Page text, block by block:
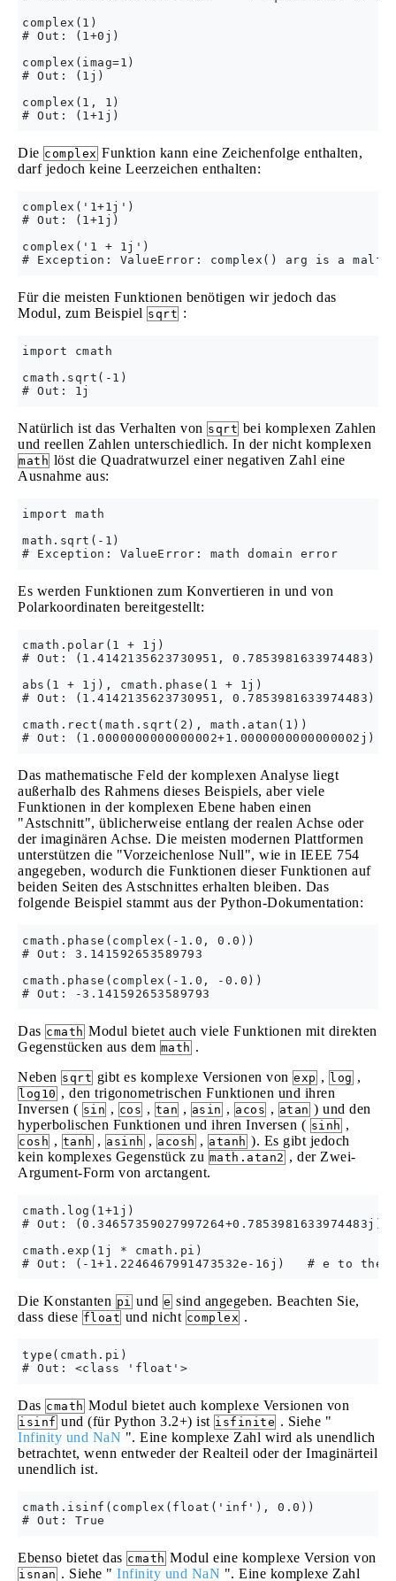
complex(1)
# Out: (1+0j)
complex(imag=1)
# Out: (1j)
complex(1, 1)
Die complex Funktion kann eine Zeichenfolge enthalten,
darf jedoch keine Leerzeichen enthalten:
complex('1+1j')
# Out: (1+1j)
complex('1 + 1j')
Für die meisten Funktionen benötigen wir jedoch das
Modul, zum Beispiel sqrt :
import cmath
cmath.sqrt(-1)
Natürlich ist das Verhalten von sqrt bei komplexen Zahlen
und reellen Zahlen unterschiedlich. In der nicht komplexen
math löst die Quadratwurzel einer negativen Zahl eine
Ausnahme aus:
import math
math.sqrt(-1)
Es werden Funktionen zum Konvertieren in und von
Polarkoordinaten bereitgestellt:
cmath.polar(1 + 1j)
# Out: (1.4142135623730951,
abs(1 + 1j), cmath.phase(1 + 1j)
# Out: (1.4142135623730951,
cmath.rect(math.sqrt(2), math.atan(1))
Das mathematische Feld der komplexen Analyse liegt
außerhalb des Rahmens dieses Beispiels, aber viele
Funktionen in der komplexen Ebene haben einen
"Astschnitt", üblicherweise entlang der realen Achse oder
der imaginären Achse. Die meisten modernen Plattformen
unterstützen die "Vorzeichenlose Null", wie in IEEE 754
angegeben, wodurch die Funktionen dieser Funktionen auf
beiden Seiten des Astschnittes erhalten bleiben. Das
folgende Beispiel stammt aus der Python-Dokumentation:
cmath.phase(complex(-1.0, 0.0))
# Out: 3.141592653589793
cmath.phase(complex(-1.0, -0.0))
Das cmath Modul bietet auch viele Funktionen mit direkten
Gegenstücken aus dem math .
Neben sqrt gibt es komplexe Versionen von exp , log ,
log10 , den trigonometrischen Funktionen und ihren
Inversen ( sin , cos , tan , asin , acos , atan ) und den
hyperbolischen Funktionen und ihren Inversen ( sinh ,
cosh , tanh , asinh , acosh , atanh ). Es gibt jedoch
kein komplexes Gegenstück zu math.atan2 , der Zwei-
Argument-Form von arctangent.
cmath.log(1+1j)
# Out: (0.34657359027997264+0.7853981633974483j)
cmath.exp(1j * cmath.pi)
Die Konstanten pi und e sind angegeben. Beachten Sie,
dass diese float und nicht complex .
type(cmath.pi)
Das cmath Modul bietet auch komplexe Versionen von
isinf und (für Python 3.2+) ist isfinite . Siehe "
Infinity und NaN ". Eine komplexe Zahl wird als unendlich
betrachtet, wenn entweder der Realteil oder der Imaginärteil
unendlich ist.
cmath.isinf(complex(float('inf'), 0.0))
Ebenso bietet das cmath Modul eine komplexe Version von
isnan . Siehe " Infinity und NaN ". Eine komplexe Zahl